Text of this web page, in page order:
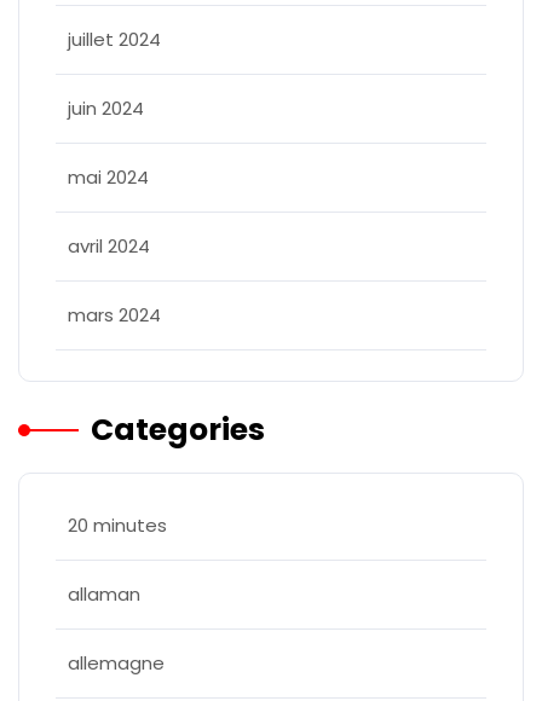
juillet 2024
juin 2024
mai 2024
avril 2024
mars 2024
Categories
20 minutes
allaman
allemagne